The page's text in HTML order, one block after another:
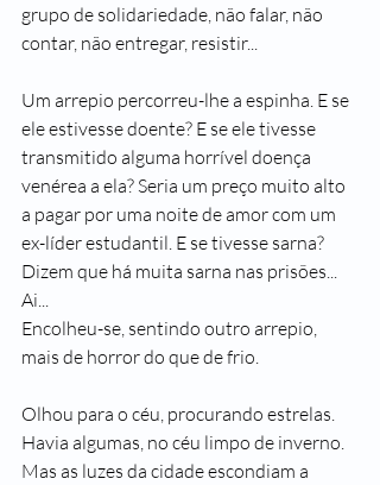
grupo de solidariedade, não falar, não
contar, não entregar, resistir...
Um arrepio percorreu-lhe a espinha. E se
ele estivesse doente? E se ele tivesse
transmitido alguma horrível doença
venérea a ela? Seria um preço muito alto
a pagar por uma noite de amor com um
ex-líder estudantil. E se tivesse sarna?
Dizem que há muita sarna nas prisões...
Ai...
Encolheu-se, sentindo outro arrepio,
mais de horror do que de frio.
Olhou para o céu, procurando estrelas.
Havia algumas, no céu limpo de inverno.
Mas as luzes da cidade escondiam a